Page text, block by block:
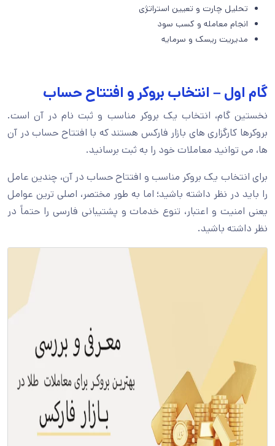
تحلیل چارت و تعیین استراتژی
انجام معامله و کسب سود
مدیریت ریسک و سرمایه
گام اول – انتخاب بروکر و افتتاح حساب
نخستین گام، انتخاب یک بروکر مناسب و ثبت نام در آن است.
بروکرها کارگزاری های بازار فارکس هستند که با افتتاح حساب در آن
ها، می توانید معاملات خود را به ثبت برسانید.
برای انتخاب یک بروکر مناسب و افتتاح حساب در آن، چندین عامل
را باید در نظر داشته باشید؛ اما به طور مختصر، اصلی ترین عوامل
یعنی امنیت و اعتبار، تنوع خدمات و پشتیبانی فارسی را حتماً در
نظر داشته باشید.